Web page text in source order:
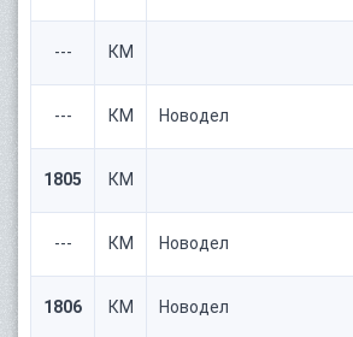
--- КМ
--- КМ Новодел
1805 КМ
--- КМ Новодел
1806 КМ Новодел